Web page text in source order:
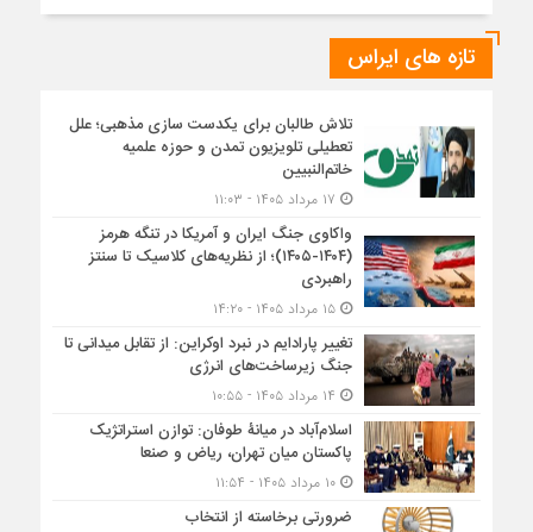
تازه های ایراس
تلاش طالبان برای یکدست سازی مذهبی؛ علل
تعطیلی تلویزیون تمدن و حوزه علمیه
خاتم‌النبیین
واکاوی جنگ ایران و آمریکا در تنگه هرمز
(۱۴۰۴-۱۴۰۵)؛ از نظریه‌های کلاسیک تا سنتز
راهبردی
۱۵ مرداد ۱۴۰۵ - ۱۴:۲۰
تغییر پارادایم در نبرد اوکراین: از تقابل میدانی تا
جنگ زیرساخت‌های انرژی
اسلام‌آباد در میانۀ طوفان: توازن استراتژیک
پاکستان میان تهران، ریاض و صنعا
۱۰ مرداد ۱۴۰۵ - ۱۱:۵۴
ضرورتی برخاسته از انتخاب